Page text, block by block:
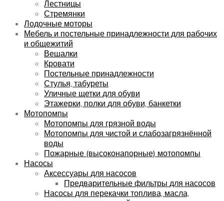
Лестницы
Стремянки
Лодочные моторы
Мебель и постельные принадлежности для рабочих
и общежитий
Вешалки
Кровати
Постельные принадлежности
Стулья, табуреты
Уличные щетки для обуви
Этажерки, полки для обуви, банкетки
Мотопомпы
Мотопомпы для грязной воды
Мотопомпы для чистой и слабозагрязнённой
воды
Пожарные (высоконапорные) мотопомпы
Насосы
Аксессуары для насосов
Предварительные фильтры для насосов
Насосы для перекачки топлива, масла,